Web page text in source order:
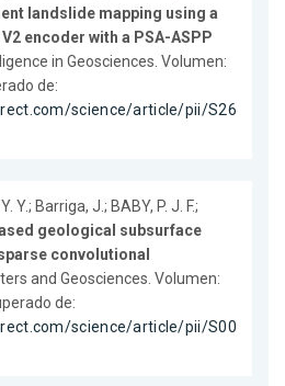
landslide mapping using a
encoder with a PSA-ASPP
in Geosciences. Volumen:
de:
science/article/pii/S26
Y.; Barriga, J.; BABY, P. J. F.;
geological subsurface
convolutional
and Geosciences. Volumen:
de:
science/article/pii/S00